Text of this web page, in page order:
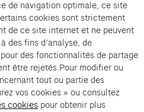
an offer from Cartier et
in a new tab)
privacy of the organizer(opens in
de navigation optimale, ce site
cookies sont strictement
de ce site internet et ne peuvent
des fins d’analyse, de
des fonctionnalités de partage
être rejetés.Pour modifier ou
tout ou partie des
vos cookies » ou consultez
cookies pour obtenir plus